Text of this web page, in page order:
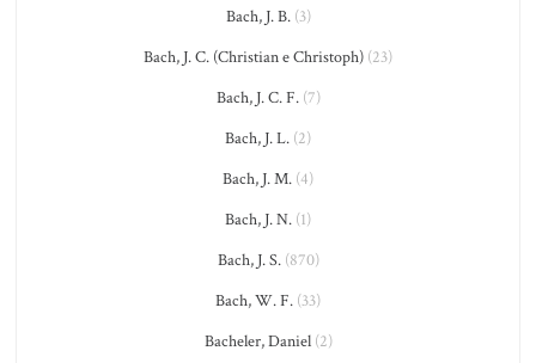
Bach, J. B.(3)
Bach, J. C. (Christian e Christoph) (23)
Bach, J. C. F.(7)
Bach, J. L. (2)
Bach, J. M. (4)
Bach, J. N. (1)
Bach, J. S.(870)
Bach, W. F. (33)
Bacheler, Daniel(2)